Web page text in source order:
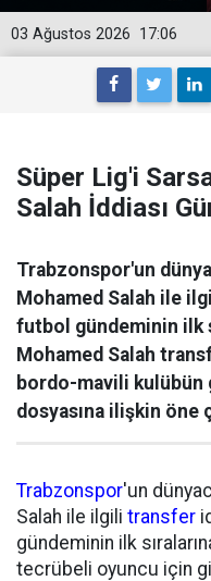
17:06
03 Ağustos 2026
Süper Lig'i
Salah İddiası
Trabzonspor'un
Mohamed Salah ile
futbol gündeminin ilk
Mohamed Salah
bordo-mavili
dosyasına ilişkin öne
Trabzonspor'un
Salah ile ilgili transfer
gündeminin ilk
tecrübeli oyuncu için